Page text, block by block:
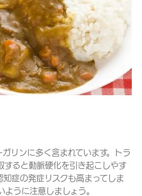
ガリンに多く含まれています。トラ
すると動脈硬化を引き起こしやす
知症の発症リスクも高まってしま
ように注意しましょう。